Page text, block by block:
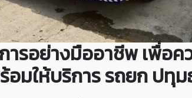
รอย่างมืออาชีพ เพื่อ
มให้บริการ รถยก ปทุม